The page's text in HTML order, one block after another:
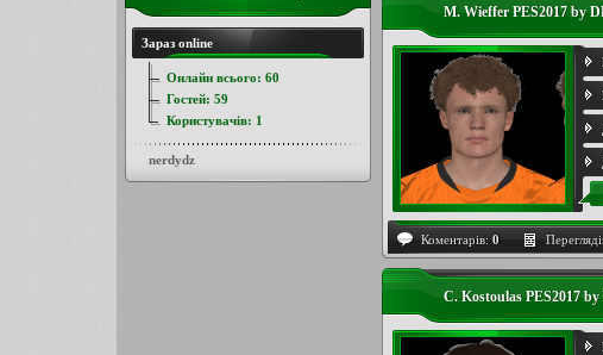
M. Wieffer PES2017 by
Коментарів: 0
C. Kostoulas PES2017 by
Зараз online
Онлайн всього: 60
Гостей: 59
Користувачів: 1
nerdydz